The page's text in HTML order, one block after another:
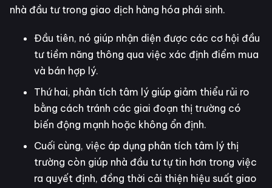
nhà đầu tư trong giao dịch hàng hóa phái sinh.
Đầu tiên, nó giúp nhận diện được các cơ hội đầu
tư tiềm năng thông qua việc xác định điểm mua
và bán hợp lý.
Thứ hai, phân tích tâm lý giúp giảm thiểu rủi ro
bằng cách tránh các giai đoạn thị trường có
biến động mạnh hoặc không ổn định.
Cuối cùng, việc áp dụng phân tích tâm lý thị
trường còn giúp nhà đầu tư tự tin hơn trong việc
ra quyết định, đồng thời cải thiện hiệu suất giao